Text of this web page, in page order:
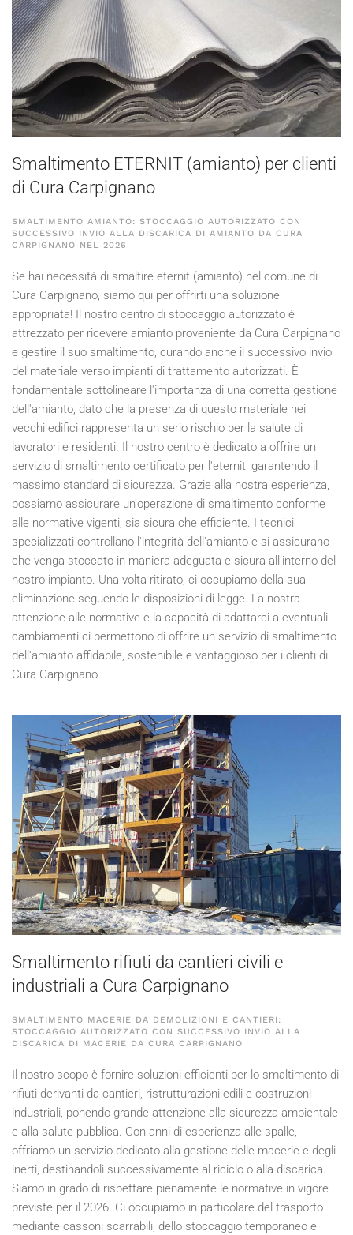
Smaltimento ETERNIT (amianto) per clienti
di Cura Carpignano
SMALTIMENTO AMIANTO: STOCCAGGIO AUTORIZZATO CON
SUCCESSIVO INVIO ALLA DISCARICA DI AMIANTO DA CURA
CARPIGNANO NEL 2026
Se hai necessità di smaltire eternit (amianto) nel comune di
Cura Carpignano, siamo qui per offrirti una soluzione
appropriata! Il nostro centro di stoccaggio autorizzato è
attrezzato per ricevere amianto proveniente da Cura Carpignano
e gestire il suo smaltimento, curando anche il successivo invio
del materiale verso impianti di trattamento autorizzati. È
fondamentale sottolineare l'importanza di una corretta gestione
dell'amianto, dato che la presenza di questo materiale nei
vecchi edifici rappresenta un serio rischio per la salute di
lavoratori e residenti. Il nostro centro è dedicato a offrire un
servizio di smaltimento certificato per l'eternit, garantendo il
massimo standard di sicurezza. Grazie alla nostra esperienza,
possiamo assicurare un'operazione di smaltimento conforme
alle normative vigenti, sia sicura che efficiente. I tecnici
specializzati controllano l'integrità dell'amianto e si assicurano
che venga stoccato in maniera adeguata e sicura all'interno del
nostro impianto. Una volta ritirato, ci occupiamo della sua
eliminazione seguendo le disposizioni di legge. La nostra
attenzione alle normative e la capacità di adattarci a eventuali
cambiamenti ci permettono di offrire un servizio di smaltimento
dell'amianto affidabile, sostenibile e vantaggioso per i clienti di
Cura Carpignano.
Smaltimento rifiuti da cantieri civili e
industriali a Cura Carpignano
SMALTIMENTO MACERIE DA DEMOLIZIONI E CANTIERI:
STOCCAGGIO AUTORIZZATO CON SUCCESSIVO INVIO ALLA
DISCARICA DI MACERIE DA CURA CARPIGNANO
Il nostro scopo è fornire soluzioni efficienti per lo smaltimento di
rifiuti derivanti da cantieri, ristrutturazioni edili e costruzioni
industriali, ponendo grande attenzione alla sicurezza ambientale
e alla salute pubblica. Con anni di esperienza alle spalle,
offriamo un servizio dedicato alla gestione delle macerie e degli
inerti, destinandoli successivamente al riciclo o alla discarica.
Siamo in grado di rispettare pienamente le normative in vigore
previste per il 2026. Ci occupiamo in particolare del trasporto
mediante cassoni scarrabili, dello stoccaggio temporaneo e